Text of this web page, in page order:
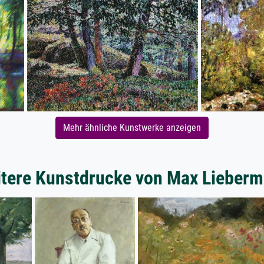
Mehr ähnliche Kunstwerke anzeigen
Kunstdrucke von Max